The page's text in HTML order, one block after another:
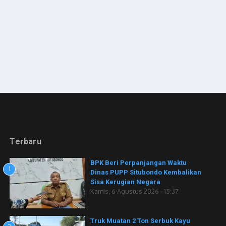
Terbaru
1
BPK Beri Perpanjangan Waktu
Dinas PUPP Situbondo Kembalikan
Sisa Kerugian Negara
Kamis, 6 Agustus 2026 - 15:37
Truk Muatan 2 Ton Serbuk Kayu